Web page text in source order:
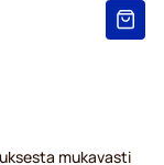
mukavasti